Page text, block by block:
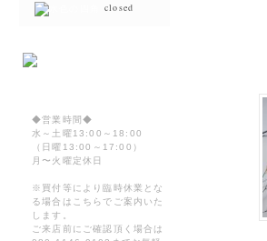
closed
◆営業時間◆
水～土曜13:00～18:00
（日曜13:00～17:00）
月〜火曜定休日
※買付等により臨時休業とな
る場合はこちらでご案内いた
します。
ご来店前にご確認頂く場合は